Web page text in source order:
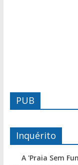
PUB
Inquérito
A 'Praia Sem